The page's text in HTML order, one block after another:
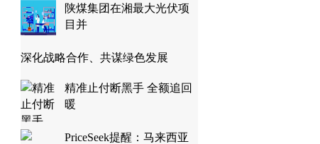
陕煤集团在湘最大光伏项
目并
深化战略合作、共谋绿色发展
精准止付断黑手 全额追回
暖
PriceSeek提醒：马来西亚